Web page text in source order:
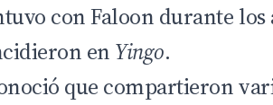
con Faloon durante los
en Yingo.
que compartieron